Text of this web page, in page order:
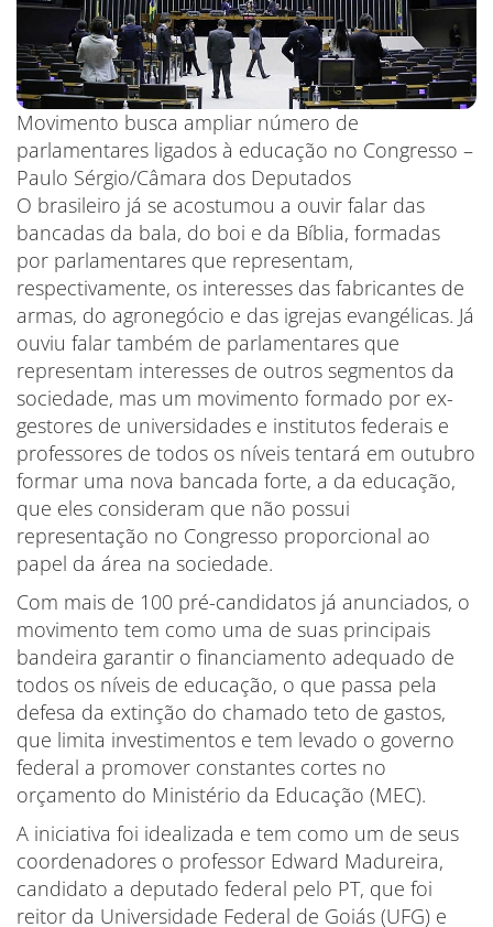
Movimento busca ampliar número de
parlamentares ligados à educação no Congresso –
Paulo Sérgio/Câmara dos Deputados
O brasileiro já se acostumou a ouvir falar das
bancadas da bala, do boi e da Bíblia, formadas
por parlamentares que representam,
respectivamente, os interesses das fabricantes de
armas, do agronegócio e das igrejas evangélicas. Já
ouviu falar também de parlamentares que
representam interesses de outros segmentos da
sociedade, mas um movimento formado por ex-
gestores de universidades e institutos federais e
professores de todos os níveis tentará em outubro
formar uma nova bancada forte, a da educação,
que eles consideram que não possui
representação no Congresso proporcional ao
papel da área na sociedade.
Com mais de 100 pré-candidatos já anunciados, o
movimento tem como uma de suas principais
bandeira garantir o financiamento adequado de
todos os níveis de educação, o que passa pela
defesa da extinção do chamado teto de gastos,
que limita investimentos e tem levado o governo
federal a promover constantes cortes no
orçamento do Ministério da Educação (MEC).
A iniciativa foi idealizada e tem como um de seus
coordenadores o professor Edward Madureira,
candidato a deputado federal pelo PT, que foi
reitor da Universidade Federal de Goiás (UFG) e